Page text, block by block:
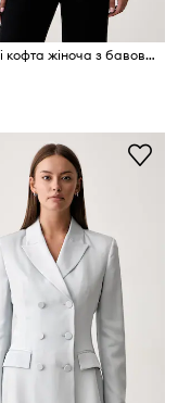
Trussardi кофта жіноча з бавовною